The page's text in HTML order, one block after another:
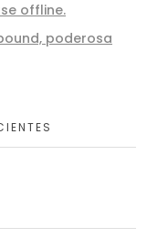
offline.
poderosa